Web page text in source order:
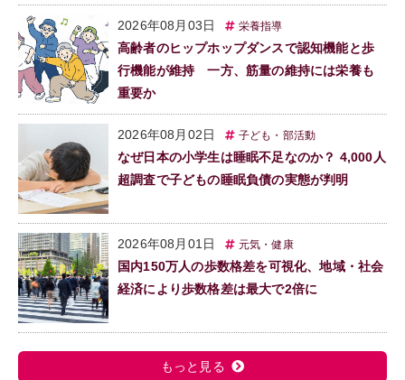
2026年08月03日 栄養指導
高齢者のヒップホップダンスで認知機能と歩
行機能が維持 一方、筋量の維持には栄養も
重要か
2026年08月02日 子ども・部活動
なぜ日本の小学生は睡眠不足なのか？ 4,000人
超調査で子どもの睡眠負債の実態が判明
2026年08月01日 元気・健康
国内150万人の歩数格差を可視化、地域・社会
経済により歩数格差は最大で2倍に
もっと見る